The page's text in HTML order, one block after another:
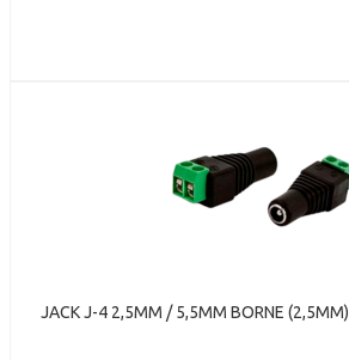
JACK J-4 2,5MM / 5,5MM BORNE (2,5MM)